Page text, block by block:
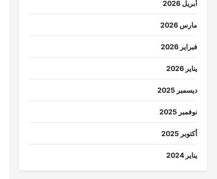
أبريل 2026
مارس 2026
فبراير 2026
يناير 2026
ديسمبر 2025
نوفمبر 2025
أكتوبر 2025
يناير 2024